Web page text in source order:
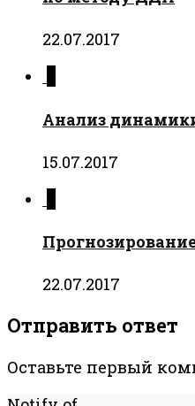
22.07.2017
Анализ
15.07.2017
22.07.2017
Отправить ответ
Оставьте первый